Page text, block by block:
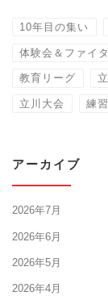
10年目の集い
体験会＆ファイ
教育リーグ
立川大会 練
アーカイブ
2026年7月
2026年6月
2026年5月
2026年4月